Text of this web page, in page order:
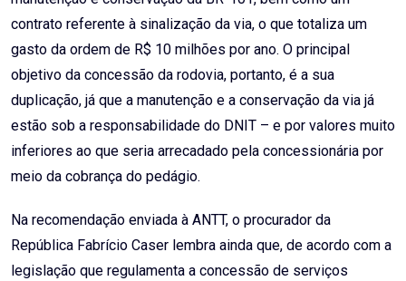
contrato referente à sinalização da via, o que totaliza um
gasto da ordem de R$ 10 milhões por ano. O principal
objetivo da concessão da rodovia, portanto, é a sua
duplicação, já que a manutenção e a conservação da via já
estão sob a responsabilidade do DNIT – e por valores muito
inferiores ao que seria arrecadado pela concessionária por
meio da cobrança do pedágio.
Na recomendação enviada à ANTT, o procurador da
República Fabrício Caser lembra ainda que, de acordo com a
legislação que regulamenta a concessão de serviços